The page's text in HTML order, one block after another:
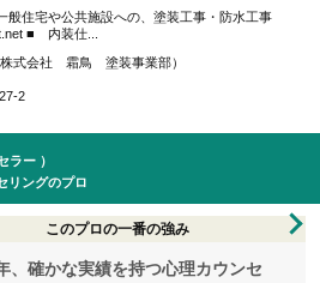
住宅や公共施設への、塗装工事・防水工事
■ 内装仕...
株式会社 霜鳥 塗装事業部）
2
ラー ）
リングのプロ
このプロの一番の強み
、確かな実績を持つ心理カウンセ